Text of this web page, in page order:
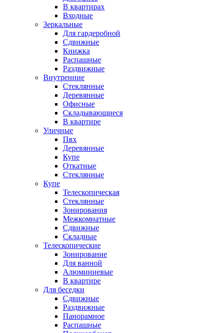
В квартирах
Входные
Зеркальные
Для гардеробной
Сдвижные
Книжка
Распашные
Раздвижные
Внутренние
Стеклянные
Деревянные
Офисные
Складывающиеся
В квартире
Уличные
Пвх
Деревянные
Купе
Откатные
Стеклянные
Купе
Телескопическая
Стеклянные
Зонирования
Межкомнатные
Сдвижные
Складные
Телескопические
Зонирование
Для ванной
Алюминиевые
В квартире
Для беседки
Сдвижные
Раздвижные
Панорамное
Распашные